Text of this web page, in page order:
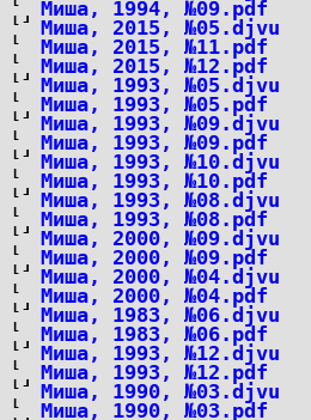
Миша, 1994, №09.pdf
Миша, 2015, №05.djvu
Миша, 2015, №11.pdf
Миша, 2015, №12.pdf
Миша, 1993, №05.djvu
Миша, 1993, №05.pdf
Миша, 1993, №09.djvu
Миша, 1993, №09.pdf
Миша, 1993, №10.djvu
Миша, 1993, №10.pdf
Миша, 1993, №08.djvu
Миша, 1993, №08.pdf
Миша, 2000, №09.djvu
Миша, 2000, №09.pdf
Миша, 2000, №04.djvu
Миша, 2000, №04.pdf
Миша, 1983, №06.djvu
Миша, 1983, №06.pdf
Миша, 1993, №12.djvu
Миша, 1993, №12.pdf
Миша, 1990, №03.djvu
Миша, 1990, №03.pdf